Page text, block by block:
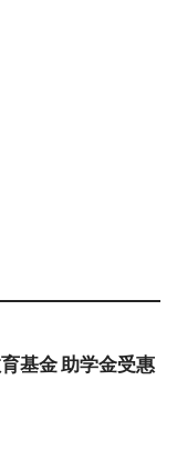
基金 助学金受惠